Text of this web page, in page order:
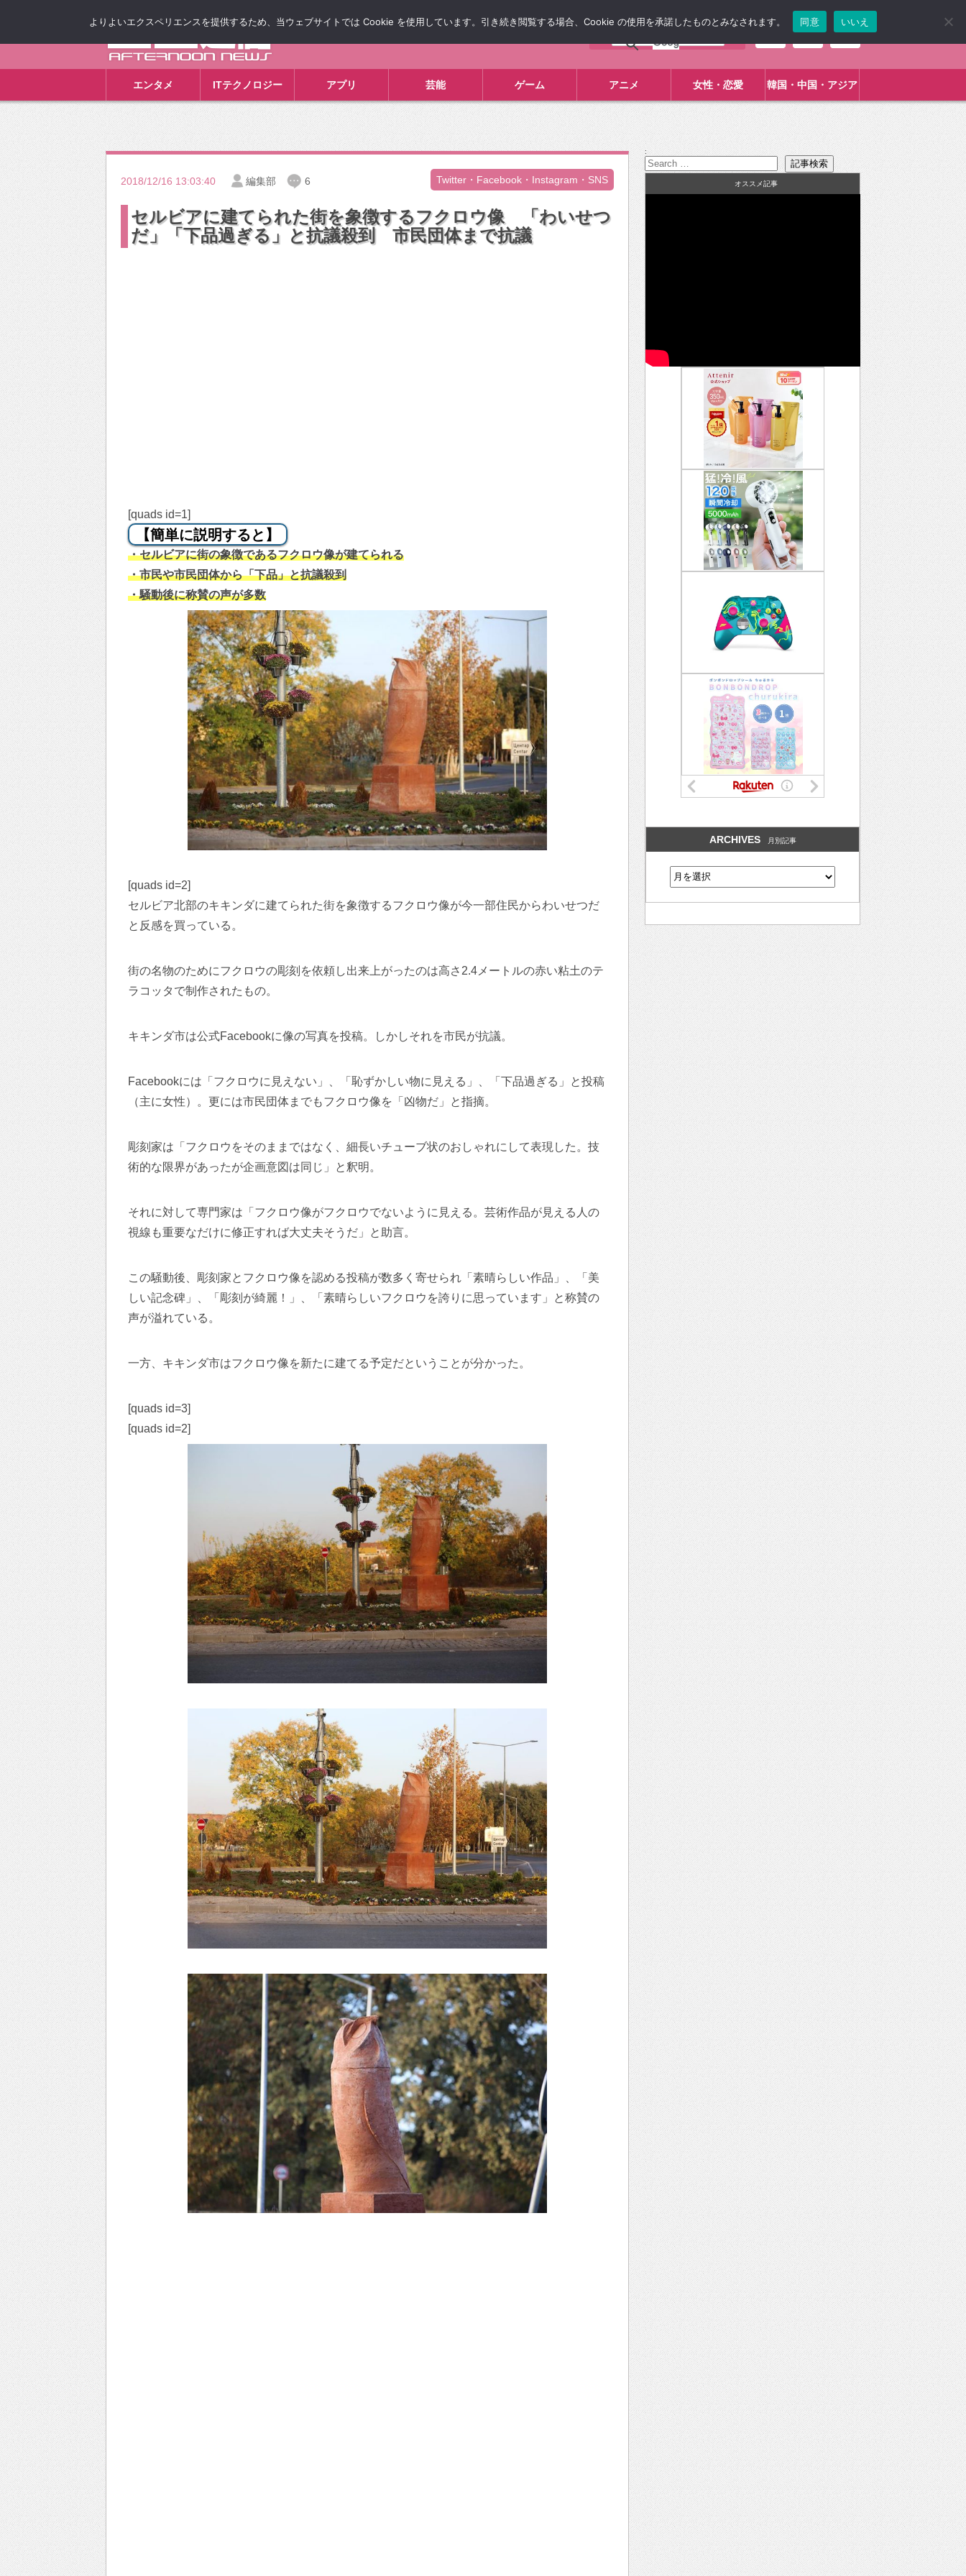
エンタメ ITテクノロジー アプリ 芸能 ゲーム アニメ 女性・恋愛 韓国・中国・アジア
2018/12/16 13:03:40 編集部 6 Twitter・Facebook・Instagram・SNS
セルビアに建てられた街を象徴するフクロウ像 「わいせつ
だ」「下品過ぎる」と抗議殺到 市民団体まで抗議
[quads id=1]
【簡単に説明すると】
・セルビアに街の象徴であるフクロウ像が建てられる
・市民や市民団体から「下品」と抗議殺到
・騒動後に称賛の声が多数
[quads id=2]
セルビア北部のキキンダに建てられた街を象徴するフクロウ像が今一部住民からわいせつだ
と反感を買っている。
街の名物のためにフクロウの彫刻を依頼し出来上がったのは高さ2.4メートルの赤い粘土のテ
ラコッタで制作されたもの。
キキンダ市は公式Facebookに像の写真を投稿。しかしそれを市民が抗議。
Facebookには「フクロウに見えない」、「恥ずかしい物に見える」、「下品過ぎる」と投稿
（主に女性）。更には市民団体までもフクロウ像を「凶物だ」と指摘。
彫刻家は「フクロウをそのままではなく、細長いチューブ状のおしゃれにして表現した。技
術的な限界があったが企画意図は同じ」と釈明。
それに対して専門家は「フクロウ像がフクロウでないように見える。芸術作品が見える人の
視線も重要なだけに修正すれば大丈夫そうだ」と助言。
この騒動後、彫刻家とフクロウ像を認める投稿が数多く寄せられ「素晴らしい作品」、「美
しい記念碑」、「彫刻が綺麗！」、「素晴らしいフクロウを誇りに思っています」と称賛の
声が溢れている。
一方、キキンダ市はフクロウ像を新たに建てる予定だということが分かった。
[quads id=3]
[quads id=2]
:
オススメ記事
ARCHIVES 月別記事
よりよいエクスペリエンスを提供するため、当ウェブサイトでは Cookie を使用しています。引き続き閲覧する場合、Cookie の使用を承諾したものとみなされます。 同意 いいえ